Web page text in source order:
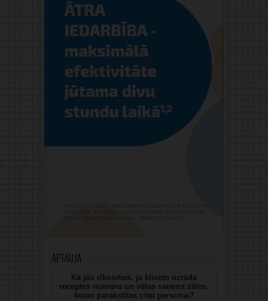
Aptauja
Kā jūs rīkosities, ja klients uzrāda
receptes numuru un vēlas saņemt zāles,
kuras parakstītas citai personai?